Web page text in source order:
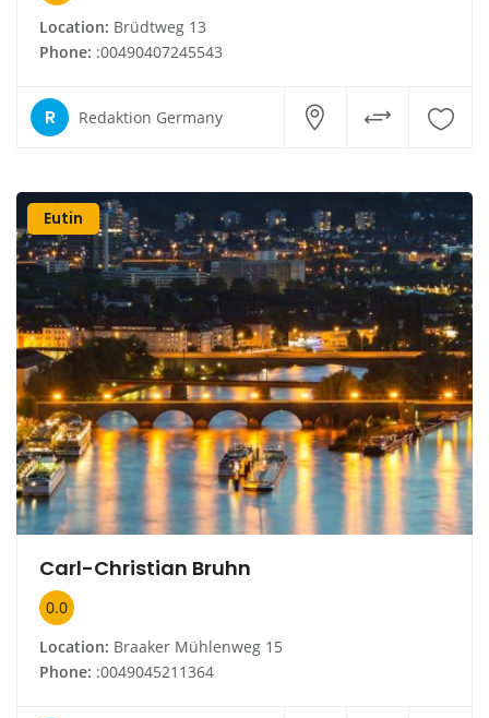
Location: Brüdtweg 13
Phone: :00490407245543
R Redaktion Germany
Eutin
Carl-Christian Bruhn
0.0
Location: Braaker Mühlenweg 15
Phone: :0049045211364